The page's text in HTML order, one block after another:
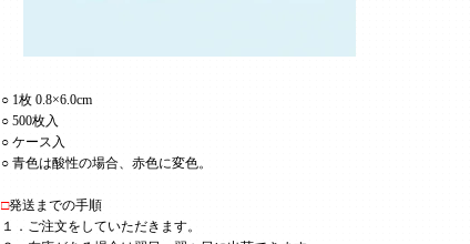
○ 1枚 0.8×6.0cm
○ 500枚入
○ ケース入
○ 青色は酸性の場合、赤色に変色。
□発送までの手順
１．ご注文をしていただきます。